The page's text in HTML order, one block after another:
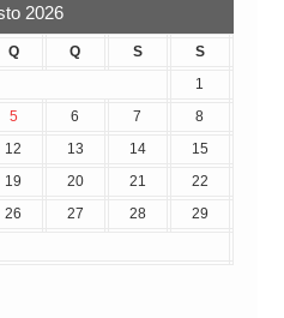
2026
Q Q S
S
1
5 6 7
8
12 13 14
15
19 20 21
22
26 27 28
29